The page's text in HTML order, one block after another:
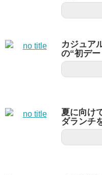
カジュア
の“初デ
夏に向け
ダランチ